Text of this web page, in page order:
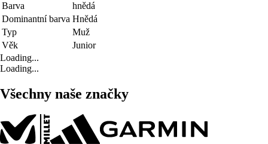
Barva
hnědá
Dominantní barva Hnědá
Typ
Muž
Věk
Junior
Loading...
Loading...
Všechny naše značky